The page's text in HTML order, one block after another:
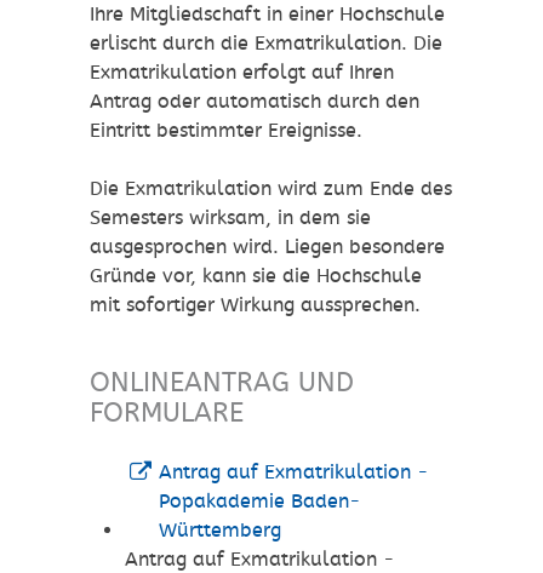
Ihre Mitgliedschaft in einer Hochschule
erlischt durch die Exmatrikulation. Die
Exmatrikulation erfolgt auf Ihren
Antrag oder automatisch durch den
Eintritt bestimmter Ereignisse.
Die Exmatrikulation wird zum Ende des
Semesters wirksam, in dem sie
ausgesprochen wird. Liegen besondere
Gründe vor, kann sie die Hochschule
mit sofortiger Wirkung aussprechen.
ONLINEANTRAG UND
FORMULARE
Antrag auf Exmatrikulation -
Popakademie Baden-
Württemberg
Antrag auf Exmatrikulation -